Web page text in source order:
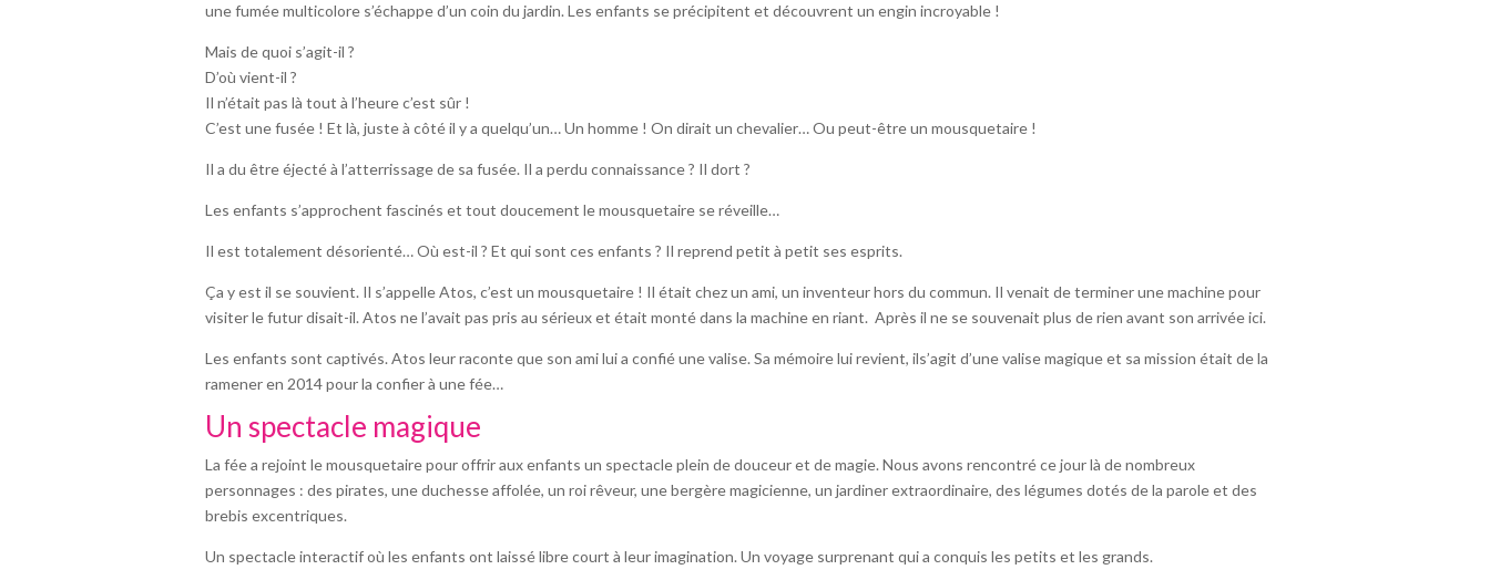
une fumée multicolore s’échappe d’un coin du jardin. Les enfants se précipitent et découvrent un engin incroyable !
Mais de quoi s’agit-il ?
D’où vient-il ?
Il n’était pas là tout à l’heure c’est sûr !
C’est une fusée ! Et là, juste à côté il y a quelqu’un… Un homme ! On dirait un chevalier… Ou peut-être un mousquetaire !
Il a du être éjecté à l’atterrissage de sa fusée. Il a perdu connaissance ? Il dort ?
Les enfants s’approchent fascinés et tout doucement le mousquetaire se réveille…
Il est totalement désorienté… Où est-il ? Et qui sont ces enfants ? Il reprend petit à petit ses esprits.
Ça y est il se souvient. Il s’appelle Atos, c’est un mousquetaire ! Il était chez un ami, un inventeur hors du commun. Il venait de terminer une machine pour
visiter le futur disait-il. Atos ne l’avait pas pris au sérieux et était monté dans la machine en riant. Après il ne se souvenait plus de rien avant son arrivée ici.
Les enfants sont captivés. Atos leur raconte que son ami lui a confié une valise. Sa mémoire lui revient, ils’agit d’une valise magique et sa mission était de la
ramener en 2014 pour la confier à une fée…
Un spectacle magique
La fée a rejoint le mousquetaire pour offrir aux enfants un spectacle plein de douceur et de magie. Nous avons rencontré ce jour là de nombreux
personnages : des pirates, une duchesse affolée, un roi rêveur, une bergère magicienne, un jardiner extraordinaire, des légumes dotés de la parole et des
brebis excentriques.
Un spectacle interactif où les enfants ont laissé libre court à leur imagination. Un voyage surprenant qui a conquis les petits et les grands.